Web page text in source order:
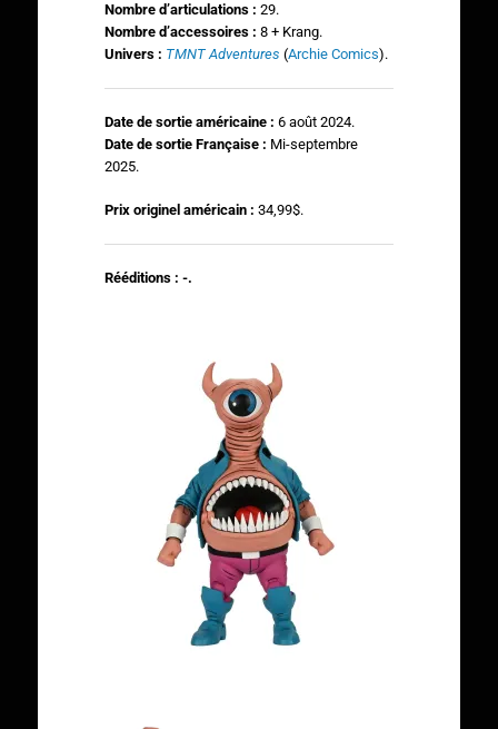
Nombre d’articulations : 29.
Nombre d’accessoires : 8 + Krang.
Univers : TMNT Adventures (Archie Comics).
Date de sortie américaine : 6 août 2024.
Date de sortie Française : Mi-septembre
2025.
Prix originel américain : 34,99$.
Rééditions : -.